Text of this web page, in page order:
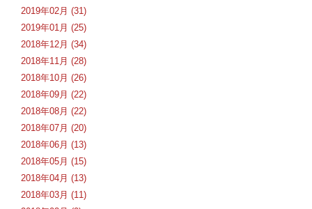
2019年02月 (31)
2019年01月 (25)
2018年12月 (34)
2018年11月 (28)
2018年10月 (26)
2018年09月 (22)
2018年08月 (22)
2018年07月 (20)
2018年06月 (13)
2018年05月 (15)
2018年04月 (13)
2018年03月 (11)